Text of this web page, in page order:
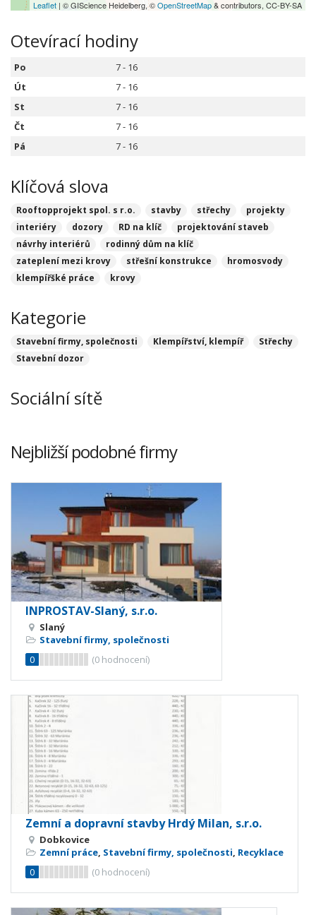
Leaflet | © GIScience Heidelberg, ©OpenStreetMap& contributors, CC-BY-SA
Otevírací hodiny
Po
7 - 16
Út
7 - 16
St
7 - 16
Čt
7 - 16
Pá
7 - 16
Klíčová slova
Rooftopprojekt spol. s r.o. stavby střechy
projekty
interiéry
dozory RD na klíč
projektování staveb
návrhy interiérů
rodinný dům na klíč
zateplení mezi krovy
střešní konstrukce
hromosvody
klempířšké práce
krovy
Kategorie
Stavební firmy, společnosti Klempířství, klempíř
Střechy
Stavební dozor
Sociální sítě
Nejbližší podobné firmy
INPROSTAV-Slaný, s.r.o.
Slaný
Stavební firmy, společnosti
0
(0 hodnocení)
Zemní a dopravní stavby Hrdý Milan, s.r.o.
Dobkovice
Zemní práce, Stavební firmy, společnosti, Recyklace
0
(0 hodnocení)